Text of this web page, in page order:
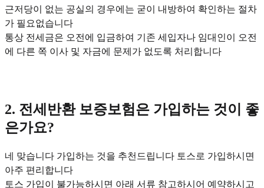
근저당이 없는 공실의 경우에는 굳이 내방하여 확인하는 절차
가 필요없습니다
통상 전세금은 오전에 입금하여 기존 세입자나 임대인이 오전
에 다른 쪽 이사 및 자금에 문제가 없도록 처리합니다
2. 전세반환 보증보험은 가입하는 것이 좋
은가요?
네 맞습니다 가입하는 것을 추천드립니다 토스로 가입하시면
아주 편리합니다
토스 가입이 불가능하시면 아래 서류 참고하시어 예약하시고